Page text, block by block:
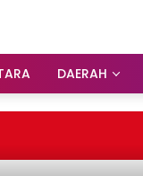
DAERAH